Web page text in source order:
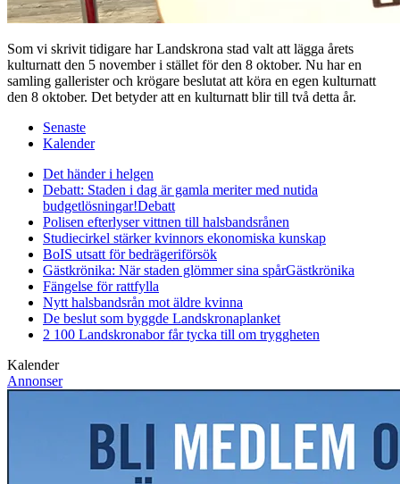
Som vi skrivit tidigare har Landskrona stad valt att lägga årets
kulturnatt den 5 november i stället för den 8 oktober. Nu har en
samling gallerister och krögare beslutat att köra en egen kulturnatt
den 8 oktober. Det betyder att en kulturnatt blir till två detta år.
Senaste
Kalender
Det händer i helgen
Debatt: Staden i dag är gamla meriter med nutida
budgetlösningar!Debatt
Polisen efterlyser vittnen till halsbandsrånen
Studiecirkel stärker kvinnors ekonomiska kunskap
BoIS utsatt för bedrägeriförsök
Gästkrönika: När staden glömmer sina spårGästkrönika
Fängelse för rattfylla
Nytt halsbandsrån mot äldre kvinna
De beslut som byggde Landskronaplanket
2 100 Landskronabor får tycka till om tryggheten
Kalender
Annonser